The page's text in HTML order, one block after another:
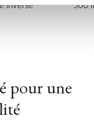
inverse
500
pour une